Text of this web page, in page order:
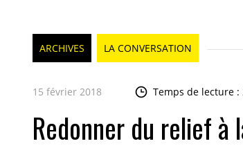
ARCHIVES LA CONVERSATION
15 février 2018 Temps de lecture :
Redonner du relief à